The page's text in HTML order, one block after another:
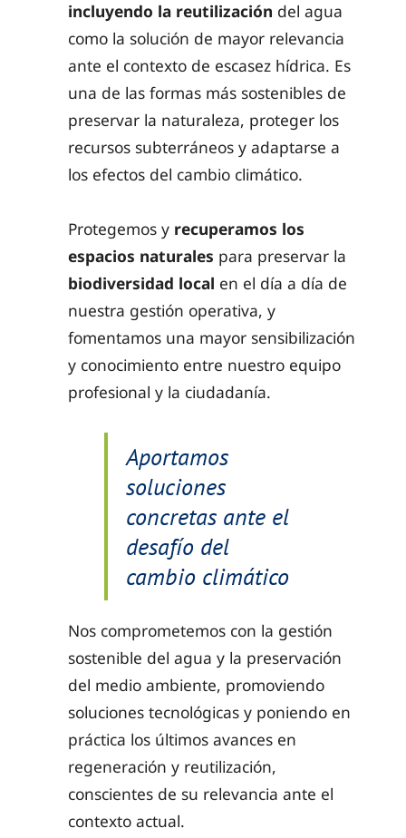
incluyendo la reutilización del agua
como la solución de mayor relevancia
ante el contexto de escasez hídrica. Es
una de las formas más sostenibles de
preservar la naturaleza, proteger los
recursos subterráneos y adaptarse a
los efectos del cambio climático.
Protegemos y recuperamos los
espacios naturales para preservar la
biodiversidad local en el día a día de
nuestra gestión operativa, y
fomentamos una mayor sensibilización
y conocimiento entre nuestro equipo
profesional y la ciudadanía.
Aportamos
soluciones
concretas ante el
desafío del
cambio climático
Nos comprometemos con la gestión
sostenible del agua y la preservación
del medio ambiente, promoviendo
soluciones tecnológicas y poniendo en
práctica los últimos avances en
regeneración y reutilización,
conscientes de su relevancia ante el
contexto actual.